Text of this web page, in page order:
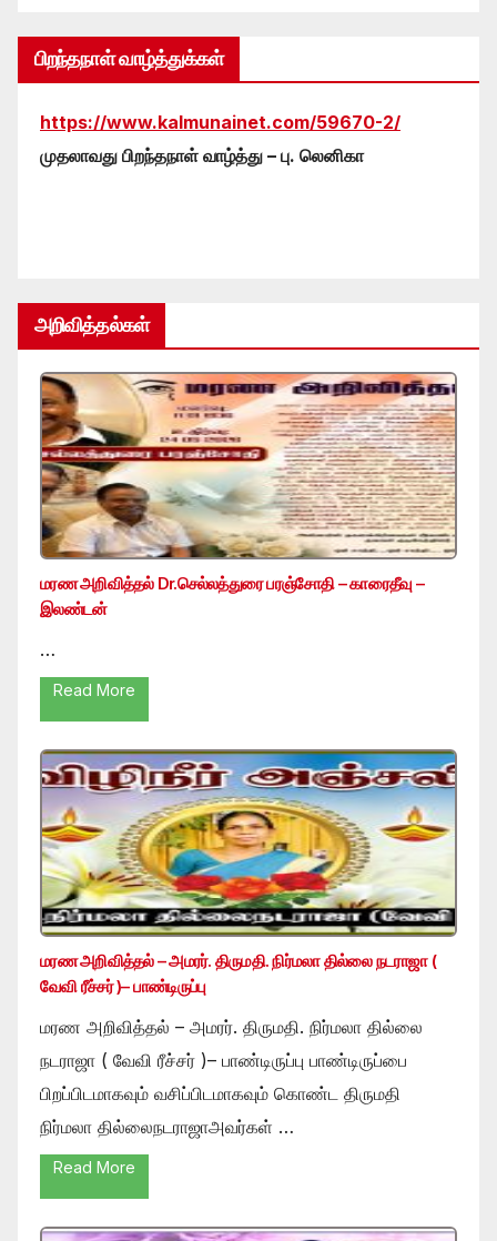
பிறந்தநாள் வாழ்த்துக்கள்
https://www.kalmunainet.com/59670-2/
முதலாவது பிறந்தநாள் வாழ்த்து – பு. லெனிகா
அறிவித்தல்கள்
மரண அறிவித்தல் Dr.செல்லத்துரை பரஞ்சோதி – காரைதீவு –
இலண்டன்
…
Read More
மரண அறிவித்தல் – அமரர். திருமதி. நிர்மலா தில்லை நடராஜா (
வேவி ரீச்சர் )– பாண்டிருப்பு
மரண அறிவித்தல் – அமரர். திருமதி. நிர்மலா தில்லை
நடராஜா ( வேவி ரீச்சர் )– பாண்டிருப்பு பாண்டிருப்பை
பிறப்பிடமாகவும் வசிப்பிடமாகவும் கொண்ட திருமதி
நிர்மலா தில்லைநடராஜாஅவர்கள் …
Read More